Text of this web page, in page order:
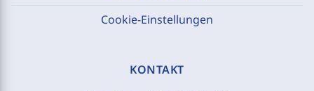
Cookie-Einstellungen
KONTAKT